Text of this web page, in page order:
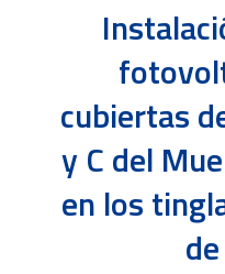
cubiertas
y C del
en los